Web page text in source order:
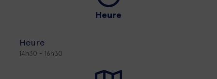
Heure
Heure
14h30 - 16h30